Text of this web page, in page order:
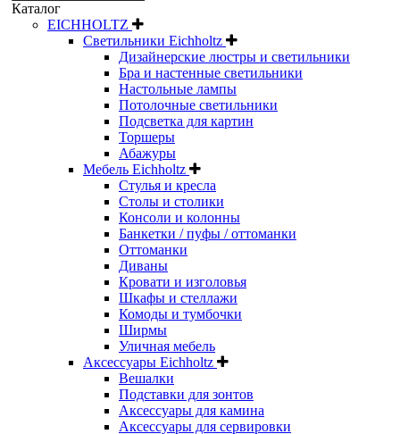
Каталог
EICHHOLTZ
Светильники Eichholtz
Дизайнерские люстры и светильники
Бра и настенные светильники
Настольные лампы
Потолочные светильники
Подсветка для картин
Торшеры
Абажуры
Мебель Eichholtz
Стулья и кресла
Столы и столики
Консоли и колонны
Банкетки / пуфы / оттоманки
Оттоманки
Диваны
Кровати и изголовья
Шкафы и стеллажи
Комоды и тумбочки
Ширмы
Уличная мебель
Аксессуары Eichholtz
Вешалки
Подставки для зонтов
Аксессуары для камина
Аксессуары для сервировки